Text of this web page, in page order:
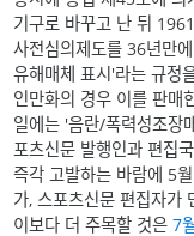
기구로 바꾸고 난 뒤
사전심의제도를 36년만
유해매체 표시'라는 규정
인만화의 경우 이를 판매
일에는 '음란/폭력성조장
포츠신문 발행인과 편집
즉각 고발하는 바람에 5
가, 스포츠신문 편집자가
이보다 더 주목할 것은7